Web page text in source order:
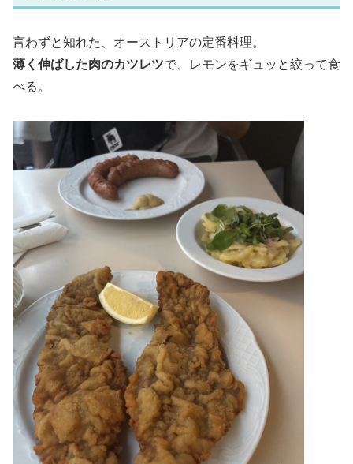
言わずと知れた、オーストリアの定番料理。
薄く伸ばした肉のカツレツで、レモンをギュッと絞って食
べる。